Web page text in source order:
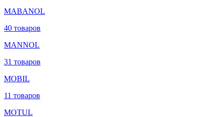
MABANOL
40 товаров
MANNOL
31 товаров
MOBIL
11 товаров
MOTUL